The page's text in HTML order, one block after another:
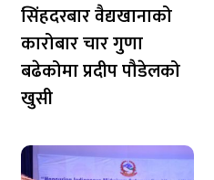
सिंहदरबार वैद्यखानाको
कारोबार चार गुणा
बढेकोमा प्रदीप पौडेलको
खुसी